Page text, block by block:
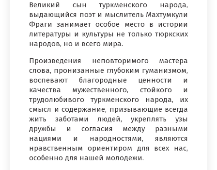
Великий сын туркменского народа,
выдающийся поэт и мыслитель Махтумкули
Фраги занимает особое место в истории
литературы и культуры не только тюркских
народов, но и всего мира.
Произведения неповторимого мастера
слова, пронизанные глубоким гуманизмом,
воспевают благородные ценности и
качества мужественного, стойкого и
трудолюбивого туркменского народа, их
смысл и содержание, призывающие всегда
жить заботами людей, укреплять узы
дружбы и согласия между разными
нациями и народностями, являются
нравственным ориентиром для всех нас,
особенно для нашей молодежи.